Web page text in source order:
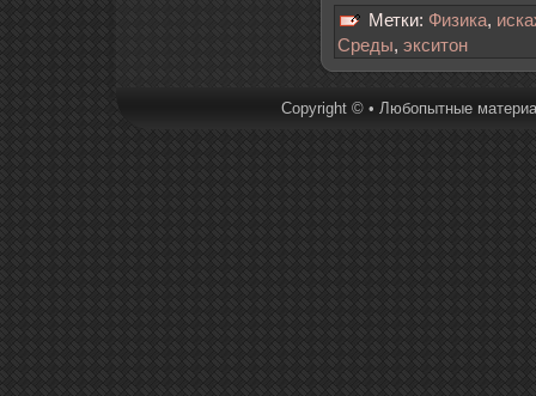
Метки: Физика,
Среды, экситон
Copyright © • Любопытные